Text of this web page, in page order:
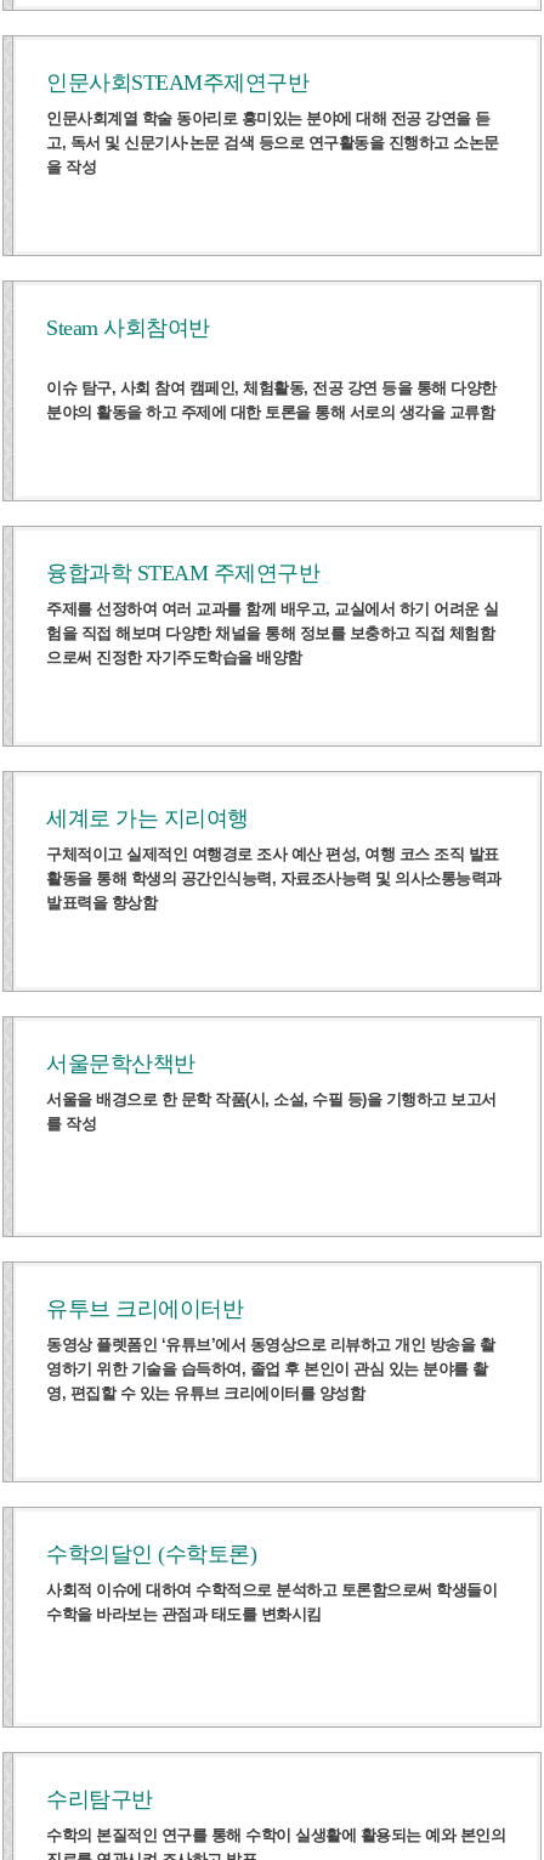
인문사회STEAM주제연구반
인문사회계열 학술 동아리로 흥미있는 분야에 대해 전공 강연을 듣
고, 독서 및 신문기사·논문 검색 등으로 연구활동을 진행하고 소논문
을 작성
Steam 사회참여반
이슈 탐구, 사회 참여 캠페인, 체험활동, 전공 강연 등을 통해 다양한
분야의 활동을 하고 주제에 대한 토론을 통해 서로의 생각을 교류함
융합과학 STEAM 주제연구반
주제를 선정하여 여러 교과를 함께 배우고, 교실에서 하기 어려운 실
험을 직접 해보며 다양한 채널을 통해 정보를 보충하고 직접 체험함
으로써 진정한 자기주도학습을 배양함
세계로 가는 지리여행
구체적이고 실제적인 여행경로 조사 예산 편성, 여행 코스 조직 발표
활동을 통해 학생의 공간인식능력, 자료조사능력 및 의사소통능력과
발표력을 향상함
서울문학산책반
서울을 배경으로 한 문학 작품(시, 소설, 수필 등)을 기행하고 보고서
를 작성
유투브 크리에이터반
동영상 플렛폼인 ‘유튜브’에서 동영상으로 리뷰하고 개인 방송을 촬
영하기 위한 기술을 습득하여, 졸업 후 본인이 관심 있는 분야를 촬
영, 편집할 수 있는 유튜브 크리에이터를 양성함
수학의달인 (수학토론)
사회적 이슈에 대하여 수학적으로 분석하고 토론함으로써 학생들이
수학을 바라보는 관점과 태도를 변화시킴
수리탐구반
수학의 본질적인 연구를 통해 수학이 실생활에 활용되는 예와 본인의